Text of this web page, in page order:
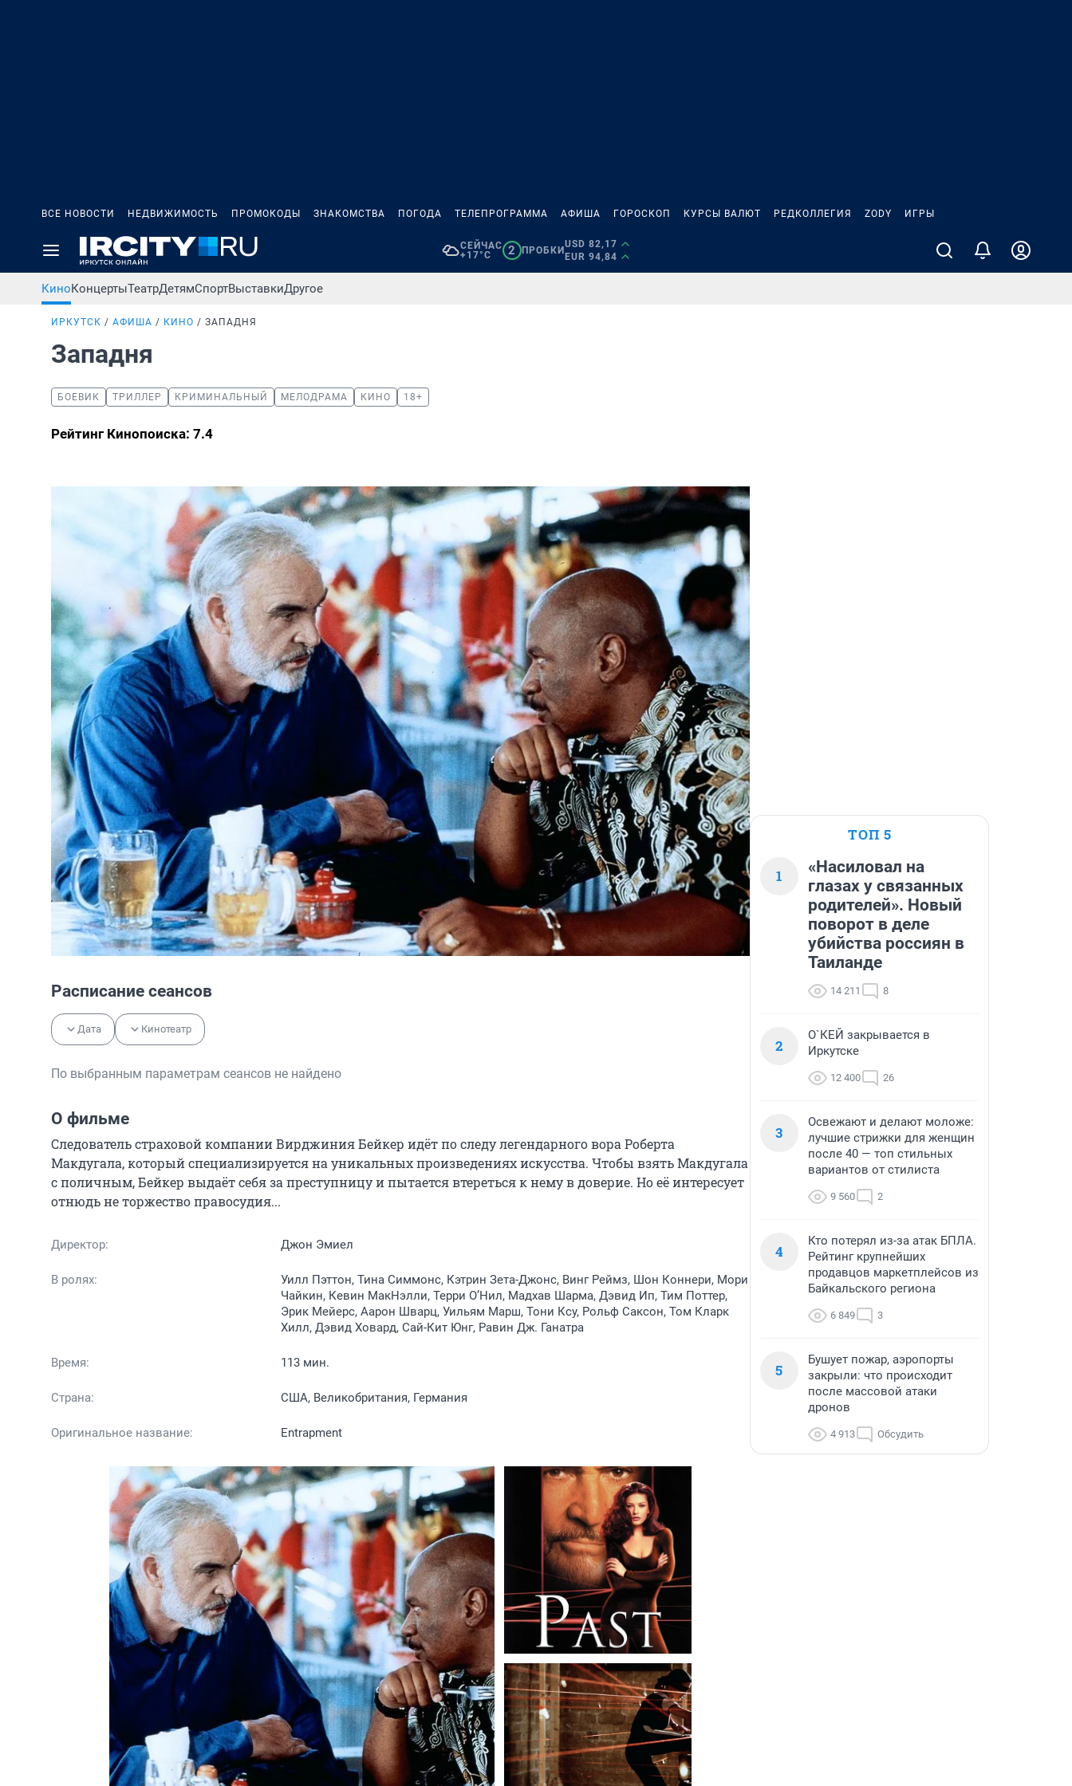
ВСЕ НОВОСТИ НЕДВИЖИМОСТЬ ПРОМОКОДЫ ЗНАКОМСТВА ПОГОДА ТЕЛЕПРОГРАММА АФИША ГОРОСКОП КУРСЫ ВАЛЮТ РЕДКОЛЛЕГИЯ ZODY ИГРЫ
СЕЙЧАС
+17°C
2 ПРОБКИ
USD 82,17
EUR 94,84
КиноКонцертыТеатрДетямСпортВыставкиДругое
ИРКУТСК АФИША КИНО ЗАПАДНЯ
Западня
БОЕВИК ТРИЛЛЕР КРИМИНАЛЬНЫЙ МЕЛОДРАМА КИНО 18+
Рейтинг Кинопоиска: 7.4
Расписание сеансов
Дата Кинотеатр
По выбранным параметрам сеансов не найдено
О фильме
Следователь страховой компании Вирджиния Бейкер идёт по следу легендарного вора Роберта
Макдугала, который специализируется на уникальных произведениях искусства. Чтобы взять Макдугала
с поличным, Бейкер выдаёт себя за преступницу и пытается втереться к нему в доверие. Но её интересует
отнюдь не торжество правосудия...
Директор: Джон Эмиел
В ролях:
Уилл Пэттон, Тина Симмонс, Кэтрин Зета-Джонс, Винг Реймз, Шон Коннери, Мори
Чайкин, Кевин МакНэлли, Терри О’Нил, Мадхав Шарма, Дэвид Ип, Тим Поттер,
Эрик Мейерс, Аарон Шварц, Уильям Марш, Тони Ксу, Рольф Саксон, Том Кларк
Хилл, Дэвид Ховард, Сай-Кит Юнг, Равин Дж. Ганатра
Время: 113 мин.
Страна: США, Великобритания, Германия
Оригинальное название: Entrapment
ТОП 5
1
«Насиловал на
глазах у связанных
родителей». Новый
поворот в деле
убийства россиян в
Таиланде
14 211 8
2
О`КЕЙ закрывается в
Иркутске
12 400 26
3
Освежают и делают моложе:
лучшие стрижки для женщин
после 40 — топ стильных
вариантов от стилиста
9 560 2
4
Кто потерял из-за атак БПЛА.
Рейтинг крупнейших
продавцов маркетплейсов из
Байкальского региона
6 849 3
5
Бушует пожар, аэропорты
закрыли: что происходит
после массовой атаки
дронов
4 913 Обсудить